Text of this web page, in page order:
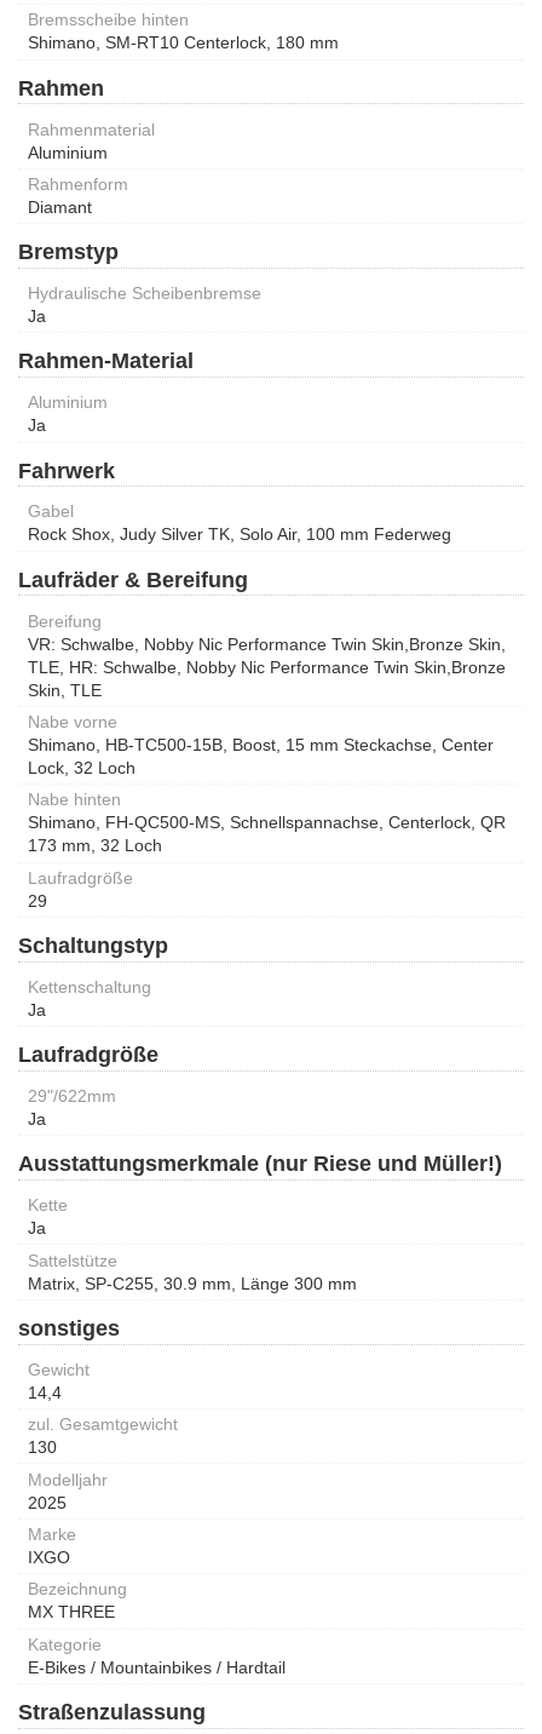
Bremsscheibe hinten
Shimano, SM-RT10 Centerlock, 180 mm
Rahmen
Rahmenmaterial
Aluminium
Rahmenform
Diamant
Bremstyp
Hydraulische Scheibenbremse
Ja
Rahmen-Material
Aluminium
Ja
Fahrwerk
Gabel
Rock Shox, Judy Silver TK, Solo Air, 100 mm Federweg
Laufräder & Bereifung
Bereifung
VR: Schwalbe, Nobby Nic Performance Twin Skin,Bronze Skin,
TLE, HR: Schwalbe, Nobby Nic Performance Twin Skin,Bronze
Skin, TLE
Nabe vorne
Shimano, HB-TC500-15B, Boost, 15 mm Steckachse, Center
Lock, 32 Loch
Nabe hinten
Shimano, FH-QC500-MS, Schnellspannachse, Centerlock, QR
173 mm, 32 Loch
Laufradgröße
29
Schaltungstyp
Kettenschaltung
Ja
Laufradgröße
29"/622mm
Ja
Ausstattungsmerkmale (nur Riese und Müller!)
Kette
Ja
Sattelstütze
Matrix, SP-C255, 30.9 mm, Länge 300 mm
sonstiges
Gewicht
14,4
zul. Gesamtgewicht
130
Modelljahr
2025
Marke
IXGO
Bezeichnung
MX THREE
Kategorie
E-Bikes / Mountainbikes / Hardtail
Straßenzulassung